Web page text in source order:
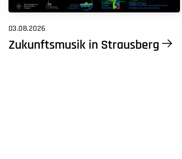
03.08.2026
Zukunftsmusik in Strausberg